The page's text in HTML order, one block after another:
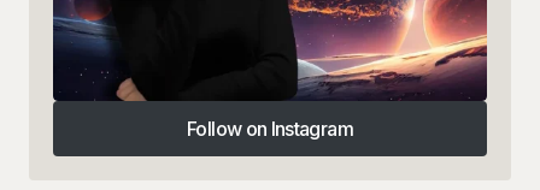
Follow on Instagram
Follow on Instagram